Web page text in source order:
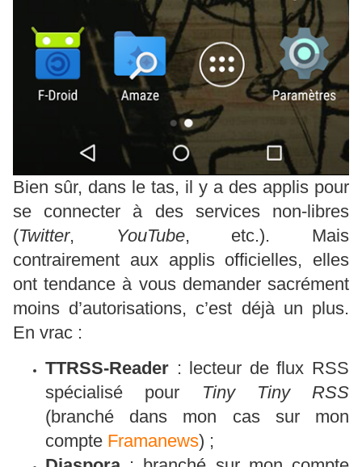
Bien sûr, dans le tas, il y a des applis pour
se connecter à des services non-libres
(Twitter, YouTube, etc.). Mais
contrairement aux applis officielles, elles
ont tendance à vous demander sacrément
moins d’autorisations, c’est déjà un plus.
En vrac :
TTRSS-Reader : lecteur de flux RSS
spécialisé pour Tiny Tiny RSS
(branché dans mon cas sur mon
compte Framanews) ;